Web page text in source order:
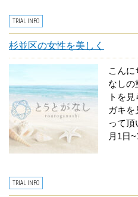
TRIAL INFO
杉並区の女性を美しく
こん
なし
トを
ガキ
って
月1日
TRIAL INFO